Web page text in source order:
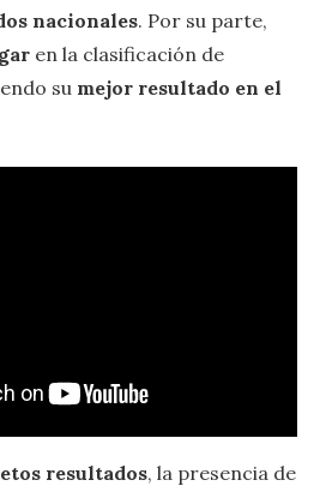
nacionales. Por su parte,
en la clasificación de
su mejor resultado en el
resultados, la presencia de